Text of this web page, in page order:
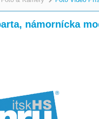
námornícka